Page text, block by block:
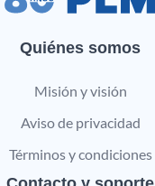
Quiénes somos
Misión y visión
Aviso de privacidad
Términos y condiciones